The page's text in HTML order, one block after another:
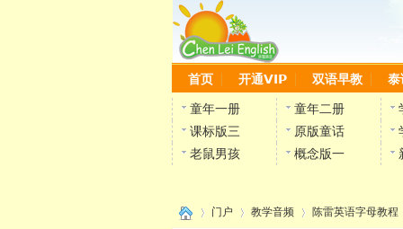
首页 开通VIP 双语早教 泰
童年一册 童年二册
课标版三
原版童话
老鼠男孩
概念版一
门户 教学音频 陈雷英语字母教程